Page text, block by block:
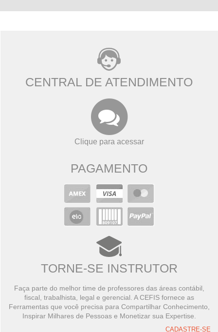
CENTRAL DE ATENDIMENTO
Clique para acessar
PAGAMENTO
TORNE-SE INSTRUTOR
Faça parte do melhor time de professores das áreas contábil,
fiscal, trabalhista, legal e gerencial. A CEFIS fornece as
Ferramentas que você precisa para Compartilhar Conhecimento,
Inspirar Milhares de Pessoas e Monetizar sua Expertise.
CADASTRE-SE